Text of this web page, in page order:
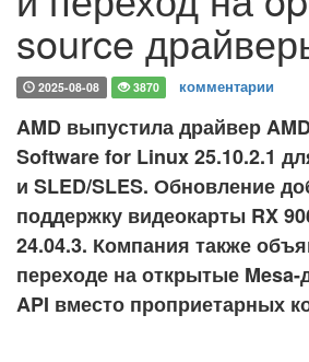
source
2025-08-08 3870 комментарии
AMD выпустила драйвер
Software for Linux 25.10.2.1
и SLED/SLES. Обновление
поддержку видеокарты RX
24.04.3. Компания также
переходе на открытые
API вместо проприетарных